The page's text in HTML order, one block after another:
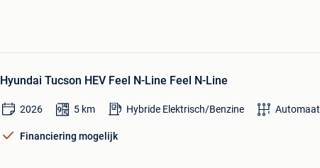
Hyundai Tucson HEV Feel N-Line Feel N-Line
2026 5 km Hybride Elektrisch/Benzine Automaat
Financiering mogelijk